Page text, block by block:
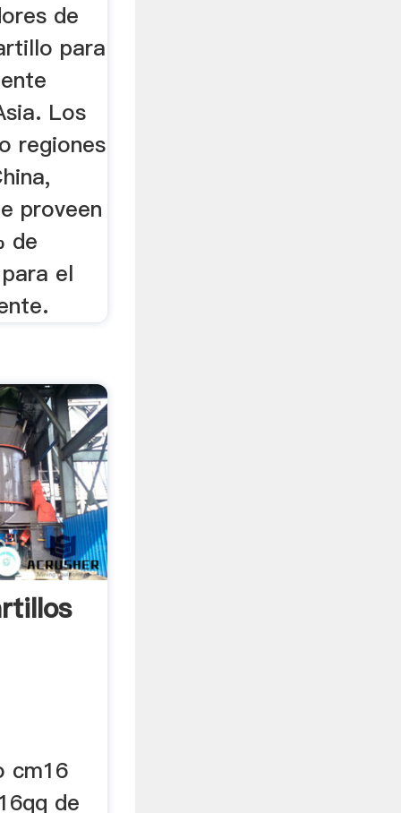
de
para
Los
regiones
proveen
de
el
cm16
de